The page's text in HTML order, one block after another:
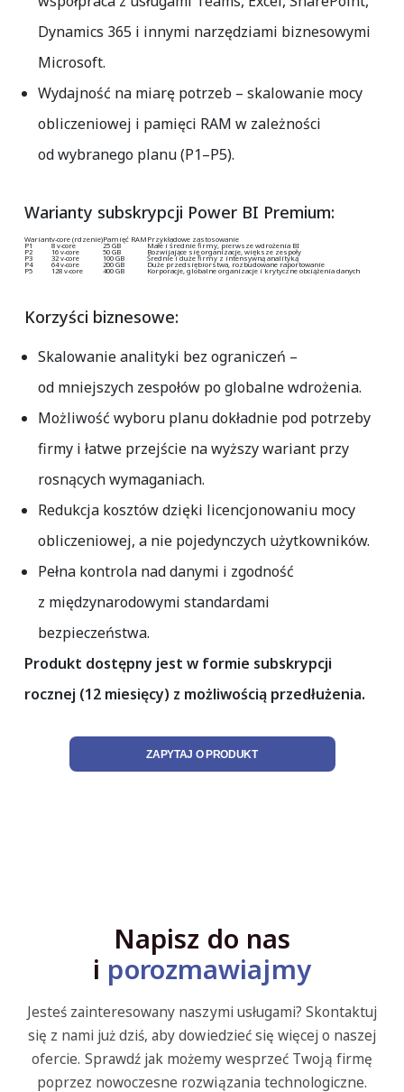
Dynamics 365 i innymi narzędziami biznesowymi
Microsoft.
Wydajność na miarę potrzeb– skalowanie mocy
obliczeniowej i pamięci RAM w zależności
od wybranego planu (P1–P5).
Warianty subskrypcji Power BI Premium:
Wariantv-core (rdzenie)Pamięć RAM Przykładowe zastosowanie
P1 8 v-core 25 GB Małe i średnie firmy, pierwsze wdrożenia BI
P2 16 v-core 50 GB Rozwijające się organizacje, większe zespoły
P3 32 v-core 100 GB Średnie i duże firmy z intensywną analityką
P4 64 v-core 200 GB Duże przedsiębiorstwa, rozbudowane raportowanie
P5 128 v-core 400 GB Korporacje, globalne organizacje i krytyczne obciążenia danych
Korzyści biznesowe:
Skalowanie analityki bez ograniczeń –
od mniejszych zespołów po globalne wdrożenia.
Możliwość wyboru planu dokładnie pod potrzeby
firmy i łatwe przejście na wyższy wariant przy
rosnących wymaganiach.
Redukcja kosztów dzięki licencjonowaniu mocy
obliczeniowej, a nie pojedynczych użytkowników.
Pełna kontrola nad danymi i zgodność
z międzynarodowymi standardami
bezpieczeństwa.
Produkt dostępny jest w formie subskrypcji
rocznej (12 miesięcy) z możliwością przedłużenia.
ZAPYTAJ O PRODUKT
Napisz do nas
i porozmawiajmy
Jesteś zainteresowany naszymi usługami? Skontaktuj
się z nami już dziś, aby dowiedzieć się więcej o naszej
ofercie. Sprawdź jak możemy wesprzeć Twoją firmę
poprzez nowoczesne rozwiązania technologiczne.